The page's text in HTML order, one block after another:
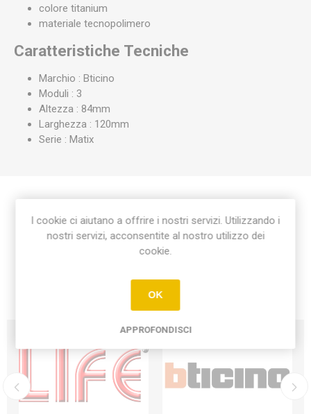
colore titanium
materiale tecnopolimero
Caratteristiche Tecniche
Marchio : Bticino
Moduli : 3
Altezza : 84mm
Larghezza : 120mm
Serie : Matix
Etichetta del prodotto
placca matix 3 moduli
I cookie ci aiutano a offrire i nostri servizi. Utilizzando i
nostri servizi, acconsentite al nostro utilizzo dei
cookie.
OK
APPROFONDISCI